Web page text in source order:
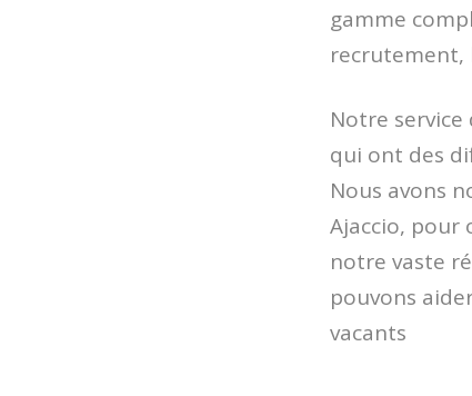
gamme
recrutement,
Notre
qui ont des
Nous avons
Ajaccio, pour
notre vaste
pouvons
vacants